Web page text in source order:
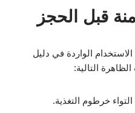
قبل الحجز
الواردة في دليل
التالية:
خرطوم التغذية.